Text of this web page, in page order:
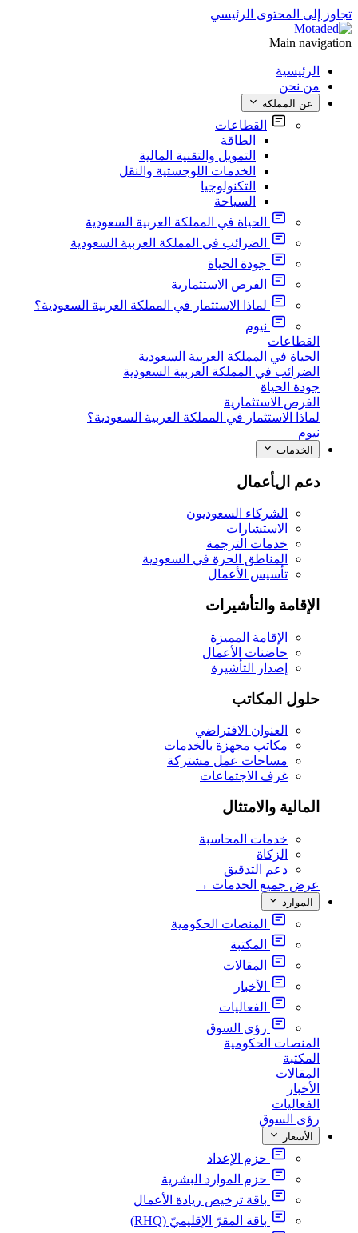
تجاوز إلى المحتوى الرئيسي
Main navigation
الرئيسية
من نحن
عن المملكة
القطاعات
الطاقة
التمويل والتقنية المالية
الخدمات اللوجستية والنقل
التكنولوجيا
السياحة
الحياة في المملكة العربية السعودية
الضرائب في المملكة العربية السعودية
جودة الحياة
الفرص الاستثمارية
لماذا الاستثمار في المملكة العربية السعودية؟
نيوم
القطاعات
الحياة في المملكة العربية السعودية
الضرائب في المملكة العربية السعودية
جودة الحياة
الفرص الاستثمارية
لماذا الاستثمار في المملكة العربية السعودية؟
نيوم
الخدمات
دعم الأعمال
الشركاء السعوديون
الاستشارات
خدمات الترجمة
المناطق الحرة في السعودية
تأسيس الأعمال
الإقامة والتأشيرات
الإقامة المميزة
حاضنات الأعمال
إصدار التأشيرة
حلول المكاتب
العنوان الافتراضي
مكاتب مجهزة بالخدمات
مساحات عمل مشتركة
غرف الاجتماعات
المالية والامتثال
خدمات المحاسبة
الزكاة
دعم التدقيق
عرض جميع الخدمات →
الموارد
المنصات الحكومية
المكتبة
المقالات
الأخبار
الفعاليات
رؤى السوق
المنصات الحكومية
المكتبة
المقالات
الأخبار
الفعاليات
رؤى السوق
الأسعار
حزم الإعداد
حزم الموارد البشرية
باقة ترخيص ريادة الأعمال
باقة المقرّ الإقليميّ (RHQ)